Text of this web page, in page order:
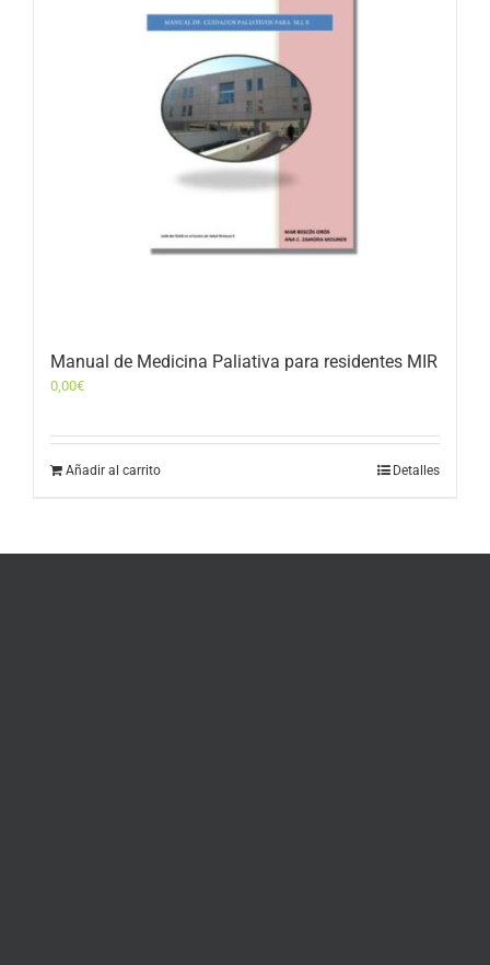
Manual de Medicina Paliativa para residentes MIR
0,00€
Añadir al carrito Detalles